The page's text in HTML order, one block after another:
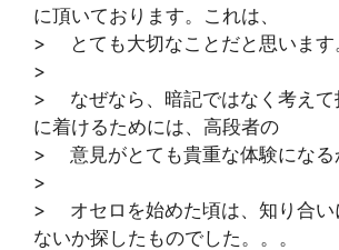
に頂いております。これは、
> とても大切なことだと思います
>
> なぜなら、暗記ではなく考えて
に着けるためには、高段者の
> 意見がとても貴重な体験になる
>
> オセロを始めた頃は、知り合い
ないか探したものでした。。。